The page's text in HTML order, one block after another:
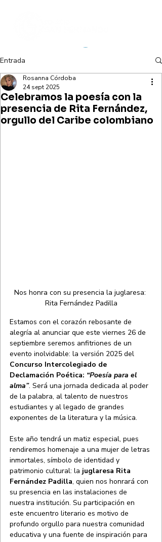
+57 (316) 659 94 45
Entrada
Celebramos la poesía con la
presencia de Rita Fernández,
orgullo del Caribe colombiano
Rosanna Córdoba
24 sept 2025
Nos honra con su presencia la juglaresa:
Rita Fernández Padilla
Estamos con el corazón rebosante de
alegría al anunciar que este viernes 26 de
septiembre seremos anfitriones de un
evento inolvidable: la versión 2025 del
Concurso Intercolegiado de
Declamación Poética: “Poesía para el
alma”. Será una jornada dedicada al poder
de la palabra, al talento de nuestros
estudiantes y al legado de grandes
exponentes de la literatura y la música.
Este año tendrá un matiz especial, pues
rendiremos homenaje a una mujer de letras
inmortales, símbolo de identidad y
patrimonio cultural: la juglaresa Rita
Fernández Padilla, quien nos honrará con
su presencia en las instalaciones de
nuestra institución. Su participación en
este encuentro literario es motivo de
profundo orgullo para nuestra comunidad
educativa y una fuente de inspiración para